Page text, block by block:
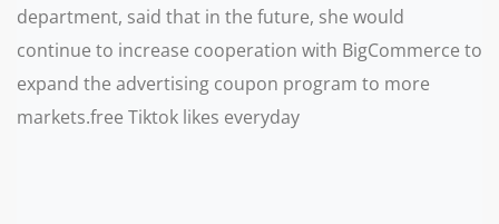
department, said that in the future, she would
continue to increase cooperation with BigCommerce to
expand the advertising coupon program to more
markets.free Tiktok likes everyday